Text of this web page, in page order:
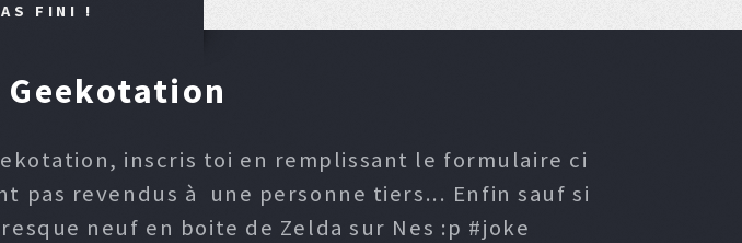
FINI !
inscris toi en remplissant le formulaire ci
pas revendus à une personne tiers... Enfin sauf si
neuf en boite de Zelda sur Nes :p #joke